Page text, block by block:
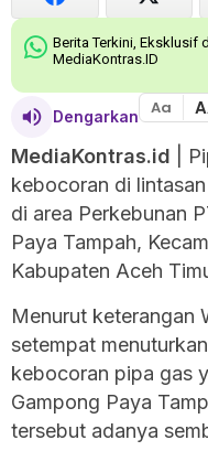
Berita Terkini, Eksklusif
MediaKontras.ID
Dengarkan Aa
MediaKontras.id |
kebocoran di
di area Perkebunan
Paya Tampah,
Kabupaten Aceh
Menurut keterangan
setempat
kebocoran pipa gas
Gampong Paya
tersebut adanya